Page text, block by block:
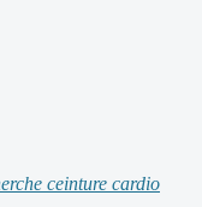
ceinture cardio